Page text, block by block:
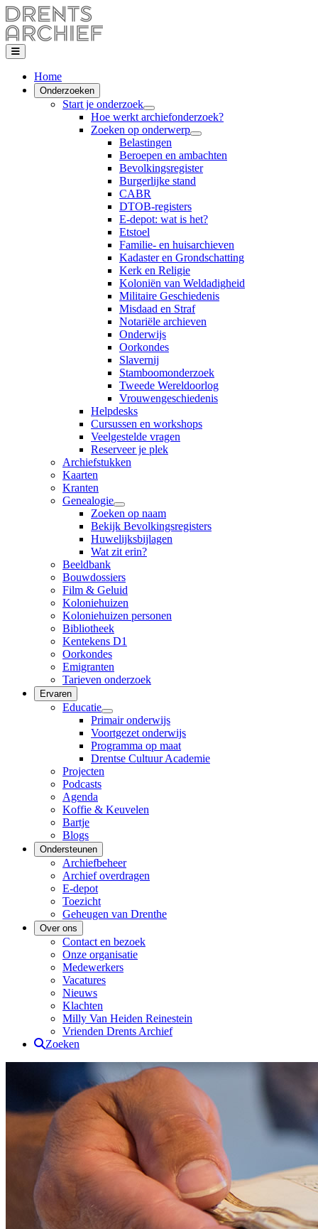
Home
Onderzoeken
Start je onderzoek
Hoe werkt archiefonderzoek?
Zoeken op onderwerp
Belastingen
Beroepen en ambachten
Bevolkingsregister
Burgerlijke stand
CABR
DTOB-registers
E-depot: wat is het?
Etstoel
Familie- en huisarchieven
Kadaster en Grondschatting
Kerk en Religie
Koloniën van Weldadigheid
Militaire Geschiedenis
Misdaad en Straf
Notariële archieven
Onderwijs
Oorkondes
Slavernij
Stamboomonderzoek
Tweede Wereldoorlog
Vrouwengeschiedenis
Helpdesks
Cursussen en workshops
Veelgestelde vragen
Reserveer je plek
Archiefstukken
Kaarten
Kranten
Genealogie
Zoeken op naam
Bekijk Bevolkingsregisters
Huwelijksbijlagen
Wat zit erin?
Beeldbank
Bouwdossiers
Film & Geluid
Koloniehuizen
Koloniehuizen personen
Bibliotheek
Kentekens D1
Oorkondes
Emigranten
Tarieven onderzoek
Ervaren
Educatie
Primair onderwijs
Voortgezet onderwijs
Programma op maat
Drentse Cultuur Academie
Projecten
Podcasts
Agenda
Koffie & Keuvelen
Bartje
Blogs
Ondersteunen
Archiefbeheer
Archief overdragen
E-depot
Toezicht
Geheugen van Drenthe
Over ons
Contact en bezoek
Onze organisatie
Medewerkers
Vacatures
Nieuws
Klachten
Milly Van Heiden Reinestein
Vrienden Drents Archief
Zoeken
Drents Archief